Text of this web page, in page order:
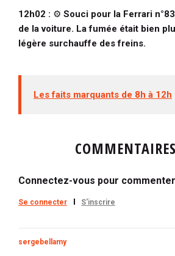
12h02 : ⚙️ Souci pour la Ferrari
de la voiture. La fumée était bien
légère surchauffe des freins.
Les faits marquants de 8h à 12h
Connectez-vous pour
Se connecter S'inscrire
sergebellamy